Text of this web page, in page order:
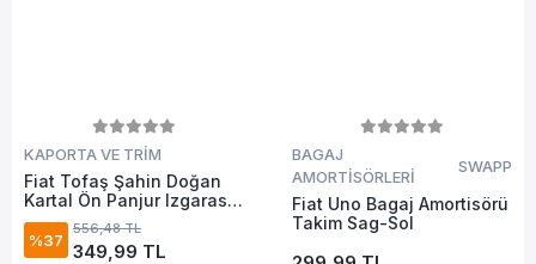
KAPORTA VE TRİM
Fiat Tofaş Şahin Doğan
Kartal Ön Panjur Izgarası
Eski Model Ince Çıtalı (92)
%37
556,48 TL
349,99 TL
BAGAJ
AMORTİSÖRLERİ
SWAPP
Fiat Uno Bagaj Amortisörü
Takim Sag-Sol